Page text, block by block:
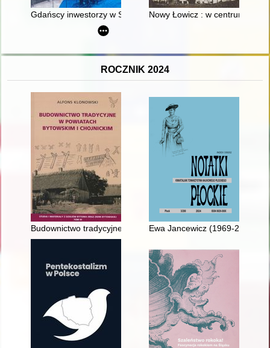
Gdańscy inwestorzy w Sopocie : prestiż finansowy i
Nowy Łowicz : w centrum
ROCZNIK 2024
Budownictwo tradycyjne w powiatach bytowskim i chojnickim
Ewa Jancewicz (1969-2024)